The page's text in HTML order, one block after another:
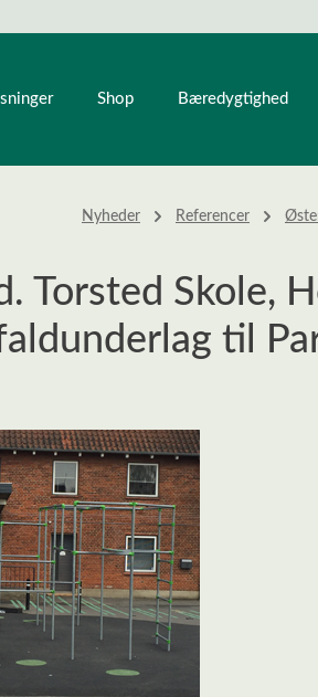
Shop Bæredygtighed
Nyheder Referencer
Torsted Skole,
til